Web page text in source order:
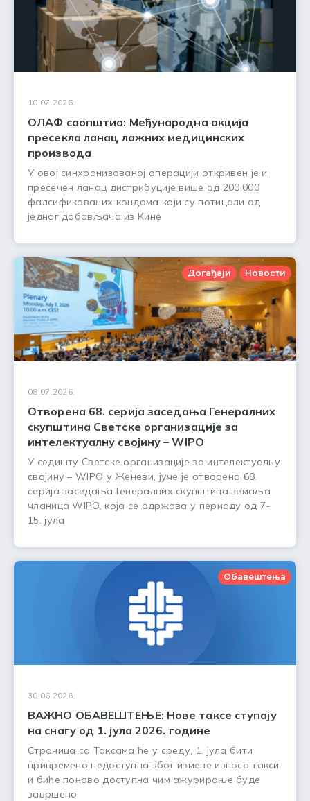
10.07.2026.
ОЛАФ саопштио: Међународна акција
пресекла ланац лажних медицинских
производа
У овој синхронизованој операцији откривен је и
пресечен ланац дистрибуције више од 200.000
фалсификованих кондома који су потицали од
једног добављача из Кине
Догађаји Новости
08.07.2026.
Отворена 68. серија заседања Генералних
скупштина Светске организације за
интелектуалну својину – WIPO
У седишту Светске организације за интелектуалну
својину – WIPO у Женеви, јуче је отворена 68.
серија заседања Генералних скупштина земаља
чланица WIPO, која се одржава у периоду од 7-
15. јула
Обавештења
30.06.2026.
ВАЖНО ОБАВЕШТЕЊЕ: Нове таксе ступају
на снагу од 1. јула 2026. године
Страница са Таксама ће у среду, 1. јула бити
привремено недоступна због измене износа такси
и биће поново доступна чим ажурирање буде
завршено